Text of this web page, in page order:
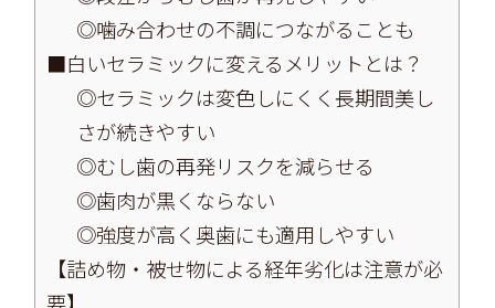
◎噛み合わせの不調につながることも
■白いセラミックに変えるメリットとは？
◎セラミックは変色しにくく長期間美し
さが続きやすい
◎むし歯の再発リスクを減らせる
◎歯肉が黒くならない
◎強度が高く奥歯にも適用しやすい
【詰め物・被せ物による経年劣化は注意が必